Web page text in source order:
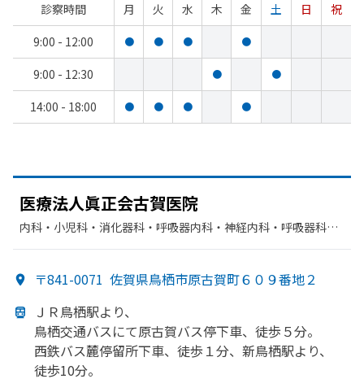
診察時間 月 火 水 木 金 土 日
祝
9:00 - 12:00
● ● ● ●
9:00 - 12:30 ● ●
14:00 - 18:00 ● ● ● ●
医療法人眞正会古賀医院
内科・​小児科・​消化器科・​呼吸器内科・​神経内科・​呼吸器科・​
〒841-0071 佐賀県鳥栖市原古賀町６０９番地２
ＪＲ鳥栖駅より、
鳥栖交通バスにて原古賀バス停下車、 徒歩５分。
西鉄バス麓停留所下車、 徒歩１分、 新鳥栖駅より、
徒歩10分。